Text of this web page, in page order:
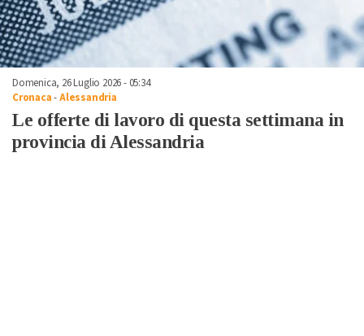
Domenica, 26 Luglio 2026 - 05:34
Cronaca-Alessandria
Le offerte di lavoro di questa settimana in
provincia di Alessandria